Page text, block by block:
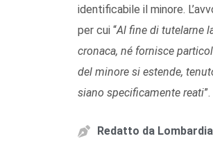
identificabile il minore.
per cui “Al fine di tutelarne
cronaca, né fornisce
del minore si estende,
siano specificamente reati”.
Redatto da